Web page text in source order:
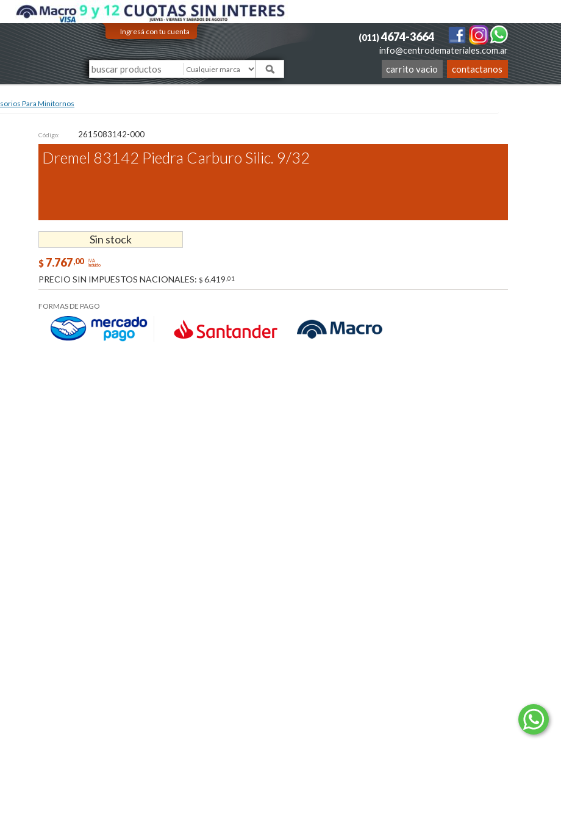
Ingresá con tu cuenta
info@centrodemateriales.com.ar
(011)4674-3664
contactanos
carrito vacio
Para Minitornos
Código: 2615083142-000
Dremel 83142 Piedra Carburo Silic. 9/32
Sin stock
$ 7.767,00 IVA
Incluido
PRECIO SIN IMPUESTOS NACIONALES: $ 6.419 ,01
FORMAS DE PAGO